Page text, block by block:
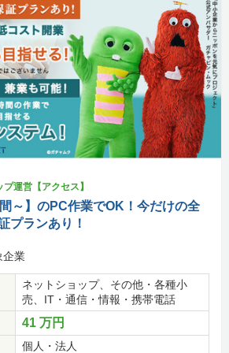
運営【アクセス】
間～】のPC作業でOK！今だけの全
プランあり！
企業
ネットショップ、その他・各種小
売、IT・通信・情報・携帯電話
41 万円
個人・法人